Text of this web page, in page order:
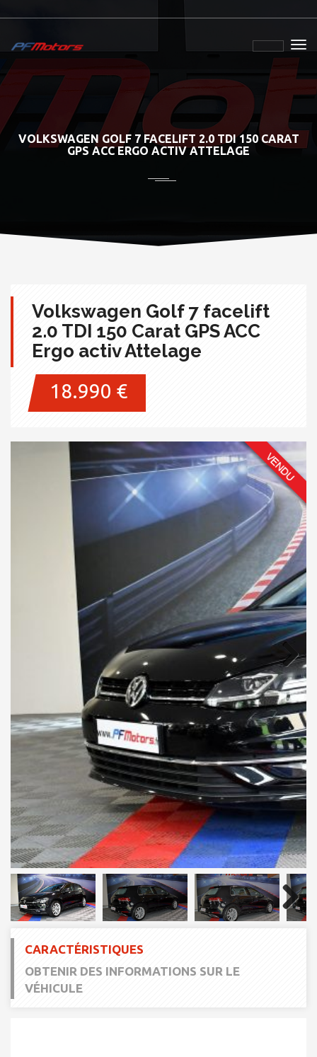
VOLKSWAGEN GOLF 7 FACELIFT 2.0 TDI 150 CARAT
GPS ACC ERGO ACTIV ATTELAGE
Volkswagen Golf 7 facelift
2.0 TDI 150 Carat GPS ACC
Ergo activ Attelage
18.990 €
Next
Next
CARACTÉRISTIQUES
OBTENIR DES INFORMATIONS SUR LE
VÉHICULE